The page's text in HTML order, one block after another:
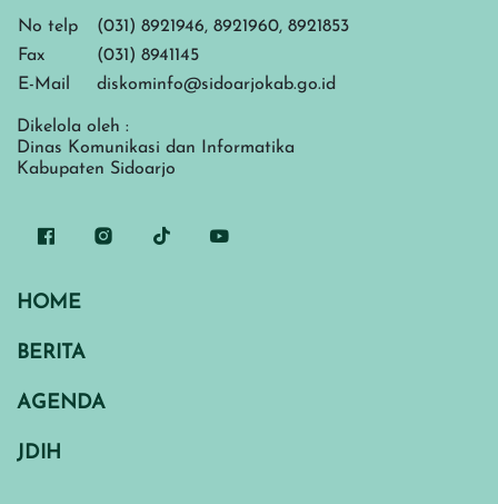
No telp
(031) 8921946, 8921960, 8921853
Fax
(031) 8941145
E-Mail
diskominfo@sidoarjokab.go.id
Dikelola oleh :
Dinas Komunikasi dan Informatika
Kabupaten Sidoarjo
HOME
BERITA
AGENDA
JDIH